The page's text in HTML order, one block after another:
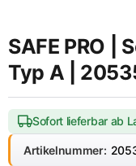
SAFE PRO |
Typ A |
Sofort lieferbar ab
Artikelnummer: